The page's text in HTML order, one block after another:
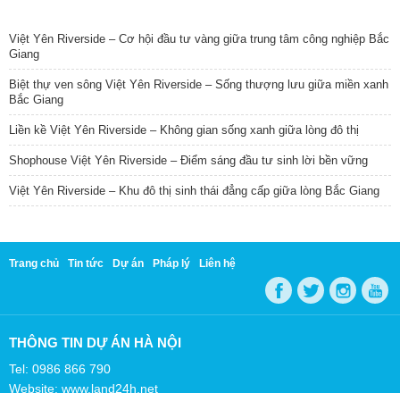
Việt Yên Riverside – Cơ hội đầu tư vàng giữa trung tâm công nghiệp Bắc
Giang
Biệt thự ven sông Việt Yên Riverside – Sống thượng lưu giữa miền xanh
Bắc Giang
Liền kề Việt Yên Riverside – Không gian sống xanh giữa lòng đô thị
Shophouse Việt Yên Riverside – Điểm sáng đầu tư sinh lời bền vững
Việt Yên Riverside – Khu đô thị sinh thái đẳng cấp giữa lòng Bắc Giang
Trang chủ Tin tức Dự án Pháp lý Liên hệ
THÔNG TIN DỰ ÁN HÀ NỘI
Tel: 0986 866 790
Website: www.land24h.net